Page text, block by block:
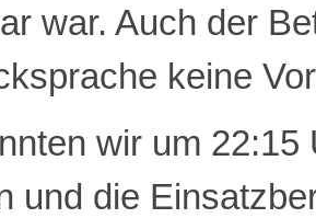
war. Auch der
keine
wir um
und die